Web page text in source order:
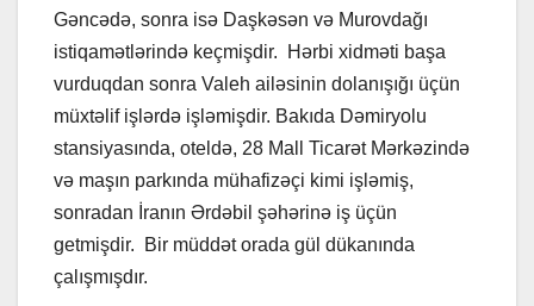
Gəncədə, sonra isə Daşkəsən və Murovdağı
istiqamətlərində keçmişdir. Hərbi xidməti başa
vurduqdan sonra Valeh ailəsinin dolanışığı üçün
müxtəlif işlərdə işləmişdir. Bakıda Dəmiryolu
stansiyasında, oteldə, 28 Mall Ticarət Mərkəzində
və maşın parkında mühafizəçi kimi işləmiş,
sonradan İranın Ərdəbil şəhərinə iş üçün
getmişdir. Bir müddət orada gül dükanında
çalışmışdır.